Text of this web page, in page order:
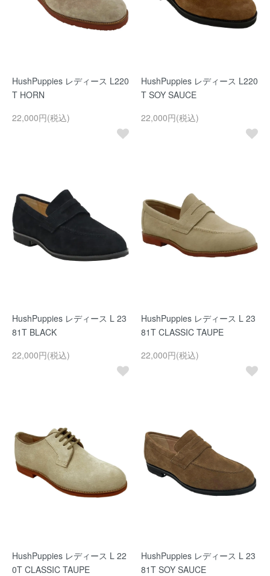
HushPuppies レディース L220
T HORN
22,000円(税込)
HushPuppies レディース L220
T SOY SAUCE
22,000円(税込)
HushPuppies レディース L 23
81T BLACK
22,000円(税込)
HushPuppies レディース L 23
81T CLASSIC TAUPE
22,000円(税込)
HushPuppies レディース L 22
0T CLASSIC TAUPE
HushPuppies レディース L 23
81T SOY SAUCE